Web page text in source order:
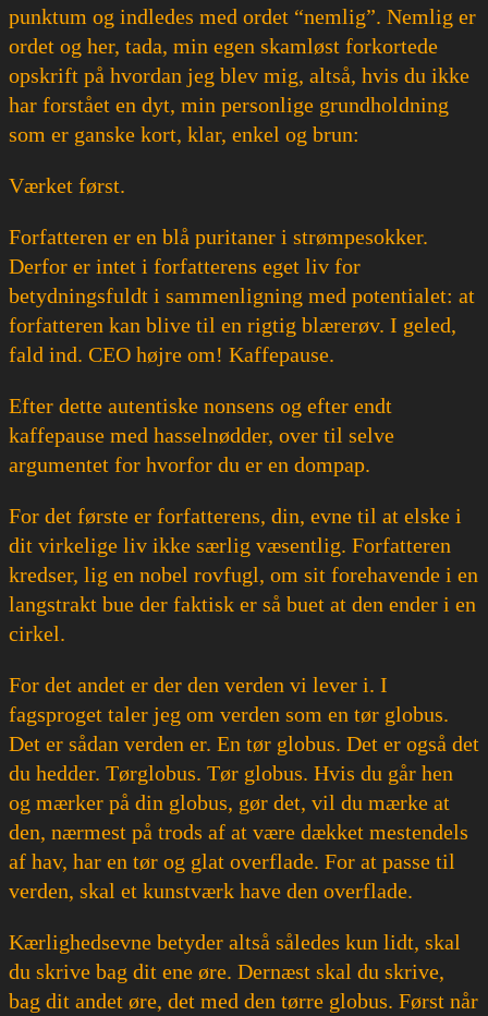
punktum og indledes med ordet “nemlig”. Nemlig er
ordet og her, tada, min egen skamløst forkortede
opskrift på hvordan jeg blev mig, altså, hvis du ikke
har forstået en dyt, min personlige grundholdning
som er ganske kort, klar, enkel og brun:
Værket først.
Forfatteren er en blå puritaner i strømpesokker.
Derfor er intet i forfatterens eget liv for
betydningsfuldt i sammenligning med potentialet: at
forfatteren kan blive til en rigtig blærerøv. I geled,
fald ind. CEO højre om! Kaffepause.
Efter dette autentiske nonsens og efter endt
kaffepause med hasselnødder, over til selve
argumentet for hvorfor du er en dompap.
For det første er forfatterens, din, evne til at elske i
dit virkelige liv ikke særlig væsentlig. Forfatteren
kredser, lig en nobel rovfugl, om sit forehavende i en
langstrakt bue der faktisk er så buet at den ender i en
cirkel.
For det andet er der den verden vi lever i. I
fagsproget taler jeg om verden som en tør globus.
Det er sådan verden er. En tør globus. Det er også det
du hedder. Tørglobus. Tør globus. Hvis du går hen
og mærker på din globus, gør det, vil du mærke at
den, nærmest på trods af at være dækket mestendels
af hav, har en tør og glat overflade. For at passe til
verden, skal et kunstværk have den overflade.
Kærlighedsevne betyder altså således kun lidt, skal
du skrive bag dit ene øre. Dernæst skal du skrive,
bag dit andet øre, det med den tørre globus. Først når